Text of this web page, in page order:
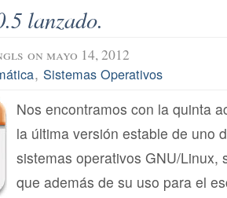
lanzado.
on mayo 14, 2012
, Sistemas Operativos
Nos encontramos con la quinta
la última versión estable de uno
sistemas operativos GNU/Linux,
que además de su uso para el